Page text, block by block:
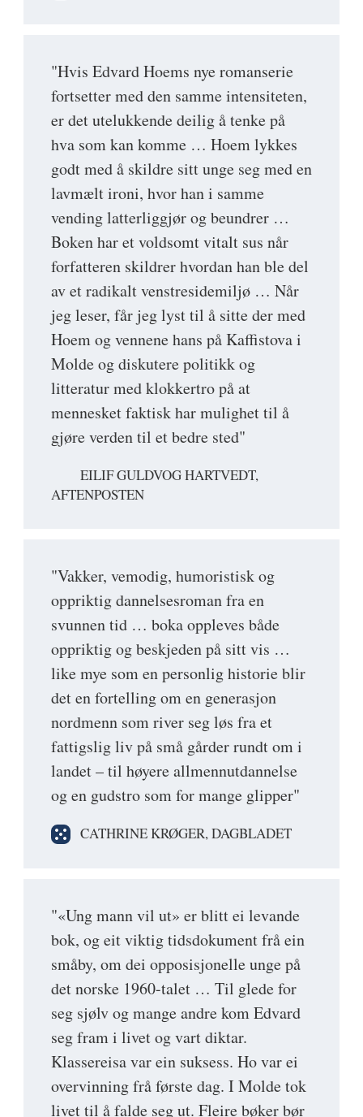
"Hvis Edvard Hoems nye romanserie
fortsetter med den samme intensiteten,
er det utelukkende deilig å tenke på
hva som kan komme … Hoem lykkes
godt med å skildre sitt unge seg med en
lavmælt ironi, hvor han i samme
vending latterliggjør og beundrer …
Boken har et voldsomt vitalt sus når
forfatteren skildrer hvordan han ble del
av et radikalt venstresidemiljø … Når
jeg leser, får jeg lyst til å sitte der med
Hoem og vennene hans på Kaffistova i
Molde og diskutere politikk og
litteratur med klokkertro på at
mennesket faktisk har mulighet til å
gjøre verden til et bedre sted"
EILIF GULDVOG HARTVEDT,
AFTENPOSTEN
"Vakker, vemodig, humoristisk og
oppriktig dannelsesroman fra en
svunnen tid … boka oppleves både
oppriktig og beskjeden på sitt vis …
like mye som en personlig historie blir
det en fortelling om en generasjon
nordmenn som river seg løs fra et
fattigslig liv på små gårder rundt om i
landet – til høyere allmennutdannelse
og en gudstro som for mange glipper"
CATHRINE KRØGER, DAGBLADET
"«Ung mann vil ut» er blitt ei levande
bok, og eit viktig tidsdokument frå ein
småby, om dei opposisjonelle unge på
det norske 1960-talet … Til glede for
seg sjølv og mange andre kom Edvard
seg fram i livet og vart diktar.
Klassereisa var ein suksess. Ho var ei
overvinning frå første dag. I Molde tok
livet til å falde seg ut. Fleire bøker bør